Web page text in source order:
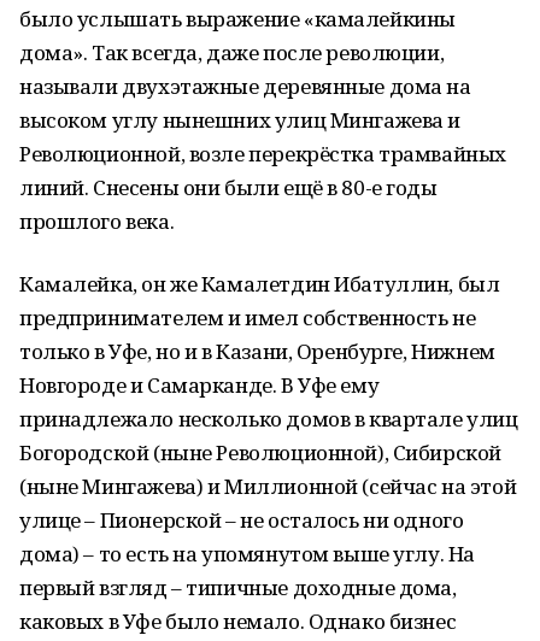
было услышать выражение «камалейкины
дома». Так всегда, даже после революции,
называли двухэтажные деревянные дома на
высоком углу нынешних улиц Мингажева и
Революционной, возле перекрёстка трамвайных
линий. Снесены они были ещё в 80-е годы
прошлого века.
Камалейка, он же Камалетдин Ибатуллин, был
предпринимателем и имел собственность не
только в Уфе, но и в Казани, Оренбурге, Нижнем
Новгороде и Самарканде. В Уфе ему
принадлежало несколько домов в квартале улиц
Богородской (ныне Революционной), Сибирской
(ныне Мингажева) и Миллионной (сейчас на этой
улице – Пионерской – не осталось ни одного
дома) – то есть на упомянутом выше углу. На
первый взгляд – типичные доходные дома,
каковых в Уфе было немало. Однако бизнес